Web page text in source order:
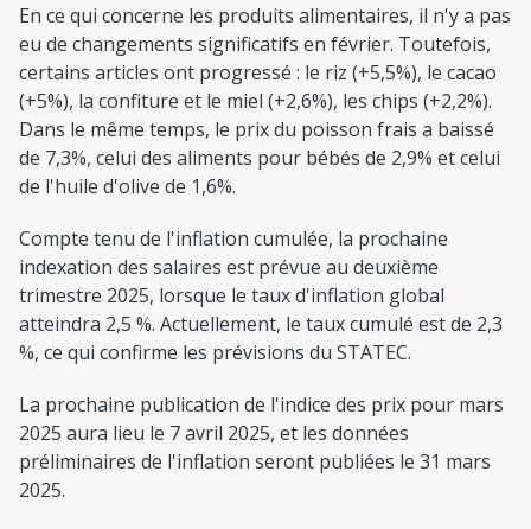
En ce qui concerne les produits alimentaires, il n'y a pas
eu de changements significatifs en février. Toutefois,
certains articles ont progressé : le riz (+5,5%), le cacao
(+5%), la confiture et le miel (+2,6%), les chips (+2,2%).
Dans le même temps, le prix du poisson frais a baissé
de 7,3%, celui des aliments pour bébés de 2,9% et celui
de l'huile d'olive de 1,6%.
Compte tenu de l'inflation cumulée, la prochaine
indexation des salaires est prévue au deuxième
trimestre 2025, lorsque le taux d'inflation global
atteindra 2,5 %. Actuellement, le taux cumulé est de 2,3
%, ce qui confirme les prévisions du STATEC.
La prochaine publication de l'indice des prix pour mars
2025 aura lieu le 7 avril 2025, et les données
préliminaires de l'inflation seront publiées le 31 mars
2025.